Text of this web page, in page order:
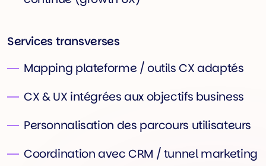
Services transverses
Mapping plateforme / outils CX adaptés
CX & UX intégrées aux objectifs business
Personnalisation des parcours utilisateurs
Coordination avec CRM / tunnel marketing